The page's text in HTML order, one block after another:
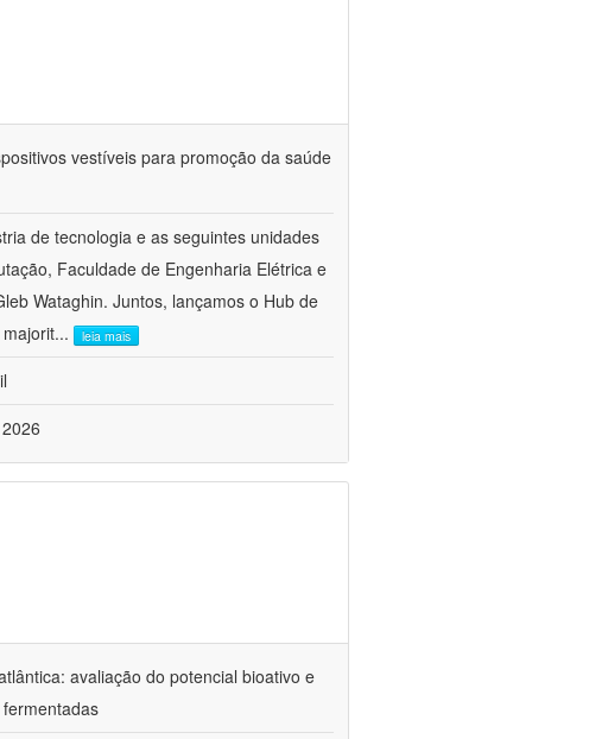
vestíveis para promoção da saúde
de tecnologia e as seguintes unidades
Faculdade de Engenharia Elétrica e
Wataghin. Juntos, lançamos o Hub de
... leia mais
avaliação do potencial bioativo e